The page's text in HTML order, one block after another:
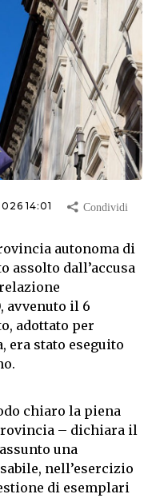
14:01
autonoma di
assolto dall’accusa
avvenuto il 6
adottato per
era stato eseguito
chiaro la piena
– dichiara il
una
nell’esercizio
di esemplari